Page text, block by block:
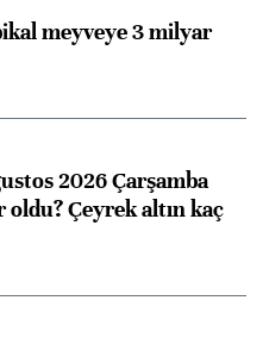
meyveye 3 milyar
2026 Çarşamba
oldu? Çeyrek altın kaç